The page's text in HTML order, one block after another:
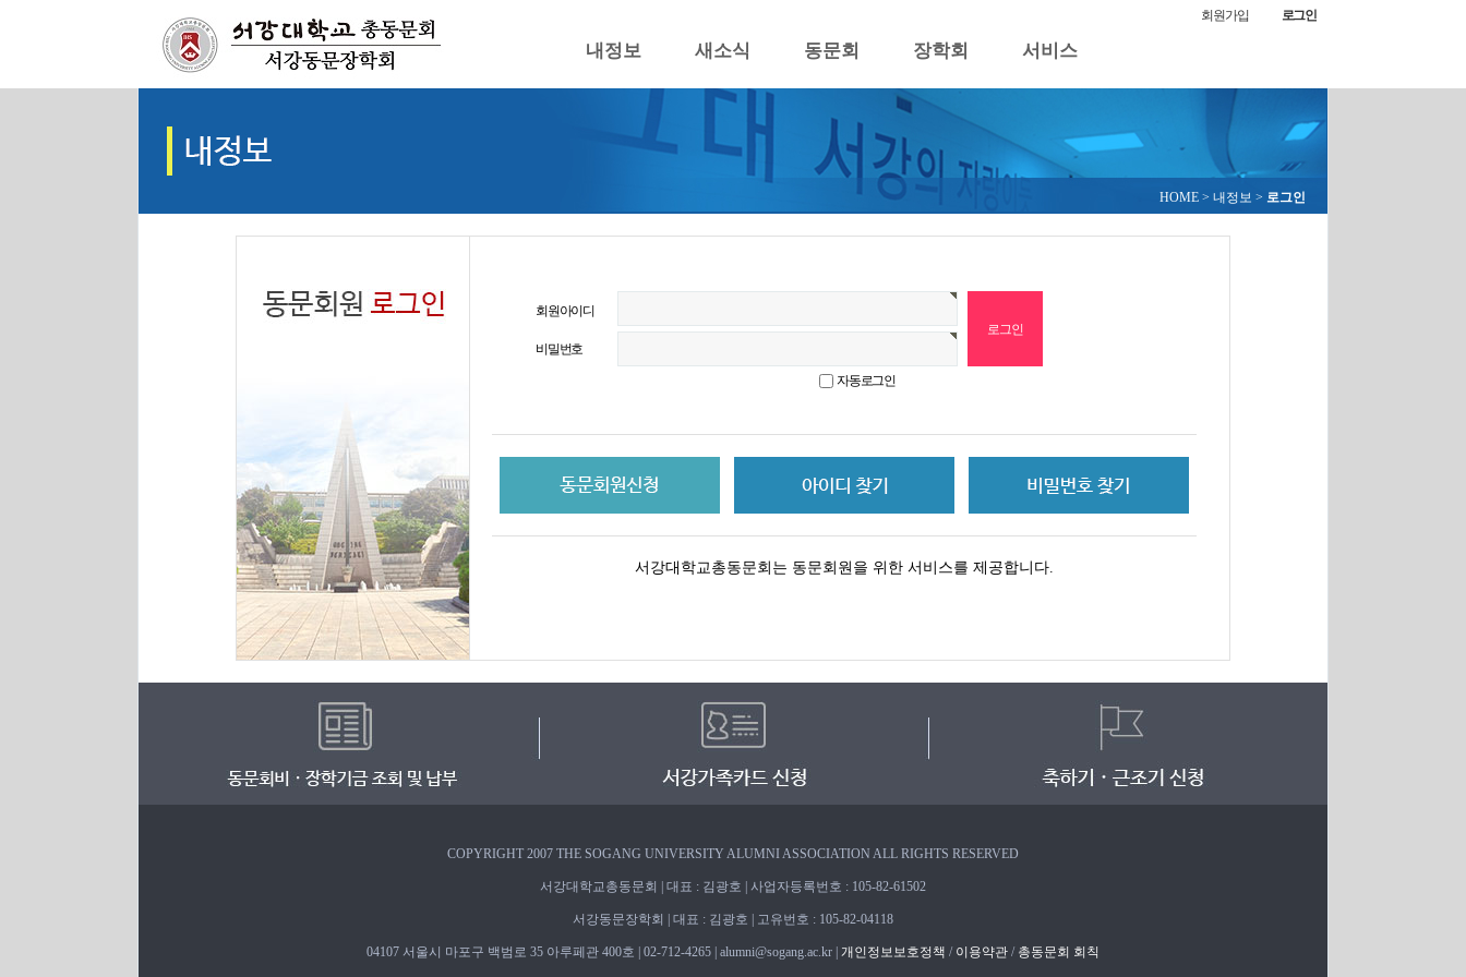
내정보 새소식 동문회 장학회 서비스
회원가입 로그인
HOME > 내정보 > 로그인
회원아이디
비밀번호
자동로그인
서강대학교총동문회는 동문회원을 위한 서비스를 제공합니다.
COPYRIGHT 2007 THE SOGANG UNIVERSITY ALUMNI ASSOCIATION ALL RIGHTS RESERVED
서강대학교총동문회 | 대표 : 김광호 | 사업자등록번호 : 105-82-61502
서강동문장학회 | 대표 : 김광호 | 고유번호 : 105-82-04118
04107 서울시 마포구 백범로 35 아루페관 400호 | 02-712-4265 | alumni@sogang.ac.kr | 개인정보보호정책 / 이용약관 / 총동문회 회칙